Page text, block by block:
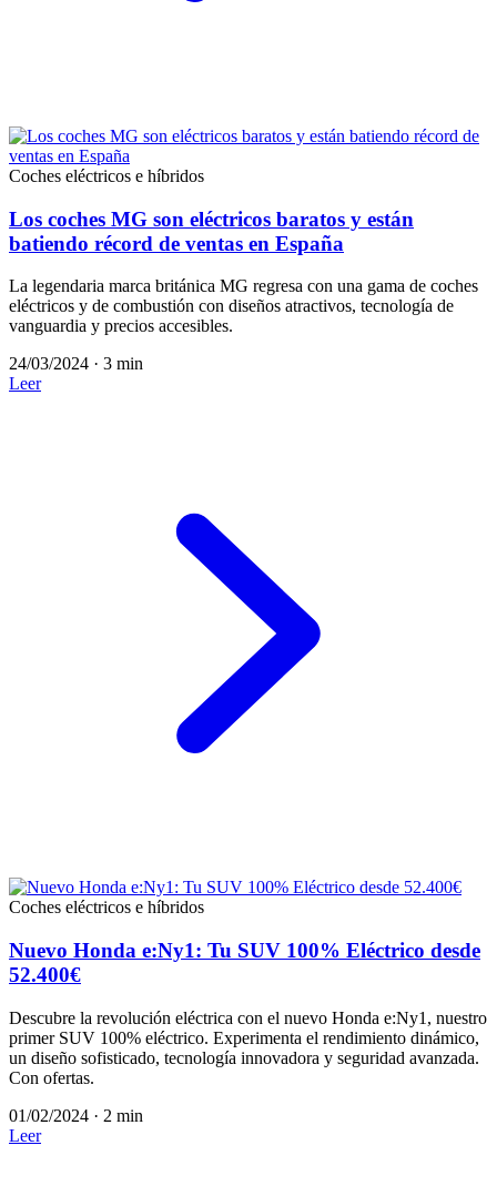
Coches eléctricos e híbridos
Los coches MG son eléctricos baratos y están
batiendo récord de ventas en España
La legendaria marca británica MG regresa con una gama de coches
eléctricos y de combustión con diseños atractivos, tecnología de
vanguardia y precios accesibles.
24/03/2024 · 3 min
Leer
Coches eléctricos e híbridos
Nuevo Honda e:Ny1: Tu SUV 100% Eléctrico desde
52.400€
Descubre la revolución eléctrica con el nuevo Honda e:Ny1, nuestro
primer SUV 100% eléctrico. Experimenta el rendimiento dinámico,
un diseño sofisticado, tecnología innovadora y seguridad avanzada.
Con ofertas.
01/02/2024 · 2 min
Leer